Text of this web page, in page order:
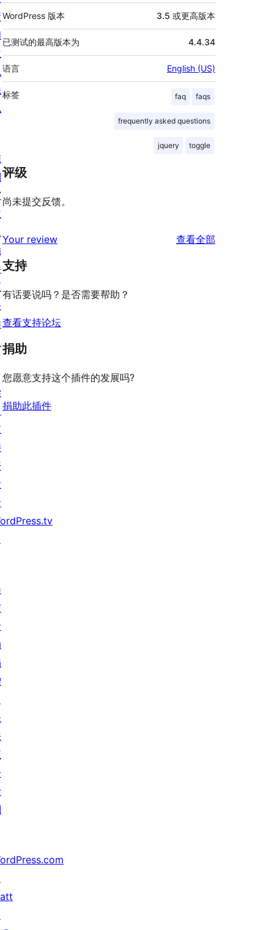
WordPress 版本 3.5 或更高版本
已测试的最高版本为 4.4.34
语言 English (US)
标签 faq faqs
frequently asked questions
jquery toggle
评级
尚未提交反馈。
Your review 查看全部
支持
有话要说吗？是否需要帮助？
查看支持论坛
捐助
您愿意支持这个插件的发展吗?
捐助此插件